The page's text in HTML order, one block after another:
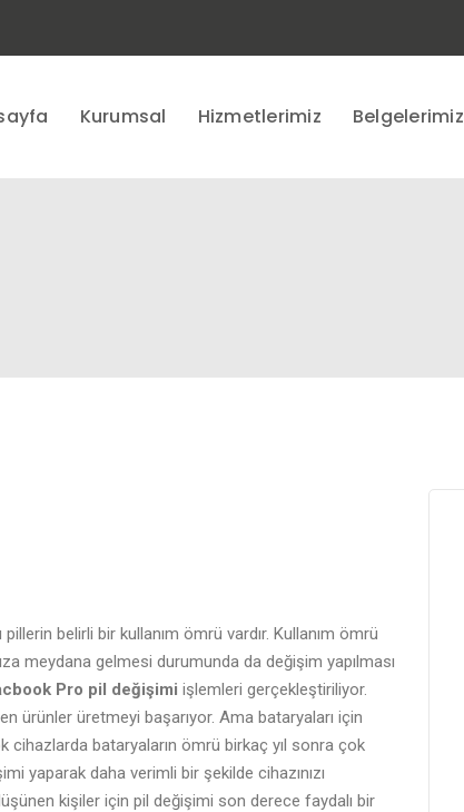
Kurumsal Hizmetlerimiz Belgelerimiz
belirli bir kullanım ömrü vardır. Kullanım ömrü
meydana gelmesi durumunda da değişim yapılması
Pro pil değişimi işlemleri gerçekleştiriliyor.
ürünler üretmeyi başarıyor. Ama bataryaları için
bataryaların ömrü birkaç yıl sonra çok
yaparak daha verimli bir şekilde cihazınızı
kişiler için pil değişimi son derece faydalı bir